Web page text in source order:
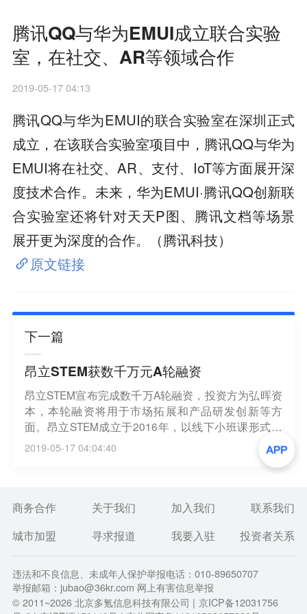
腾讯QQ与华为EMUI成立联合实验
室，在社交、AR等领域合作
2019-05-17 04:13
腾讯QQ与华为EMUI的联合实验室在深圳正式
成立，在该联合实验室项目中，腾讯QQ与华为
EMUI将在社交、AR、支付、IoT等方面展开深
度技术合作。未来，华为EMUI·腾讯QQ创新联
合实验室还将针对天天P图、腾讯文档等场景
展开更为深度的合作。（腾讯科技）
原文链接
下一篇
昂立STEM获数千万元A轮融资
昂立STEM宣布完成数千万A轮融资，投资方为弘晖资
本，本轮融资将用于市场拓展和产品研发创新等方
面。昂立STEM成立于2016年，以线下小班课形式提
供STEAM教育。目前，已在全国范围内开设55家学习
中心，学生人数超16000人，续课率达70%。（芥末
2019-05-17 04:04:40
商务合作 关于我们 加入我们
联系我们
城市加盟
寻求报道 我要入驻 投资者关系
违法和不良信息、未成年人保护举报电话：010-89650707
举报邮箱：jubao@36kr.com 网上有害信息举报
© 2011~2026北京多氪信息科技有限公司 | 京ICP备12031756